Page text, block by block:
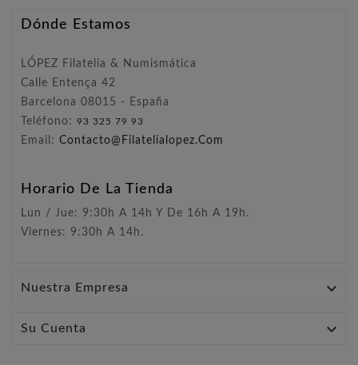
Dónde Estamos
LÓPEZ Filatelia & Numismática
Calle Entença 42
Barcelona 08015 - España
Teléfono: 93 325 79 93
Email: Contacto@filatelialopez.com
Horario De La Tienda
Lun / Jue: 9:30h A 14h Y De 16h A 19h.
Viernes: 9:30h A 14h.
Nuestra Empresa 
Su Cuenta 